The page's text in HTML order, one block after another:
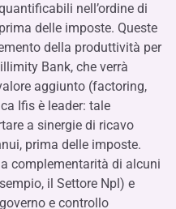
nell’ordine di
delle imposte. Queste
della produttività per
Bank, che verrà
aggiunto (factoring,
Ifis è leader: tale
a sinergie di ricavo
prima delle imposte.
complementarità di alcuni
il Settore Npl) e
e controllo